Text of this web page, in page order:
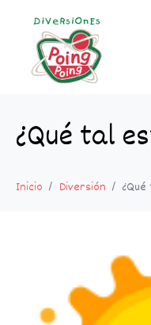
¿Qué tal
Inicio Diversión